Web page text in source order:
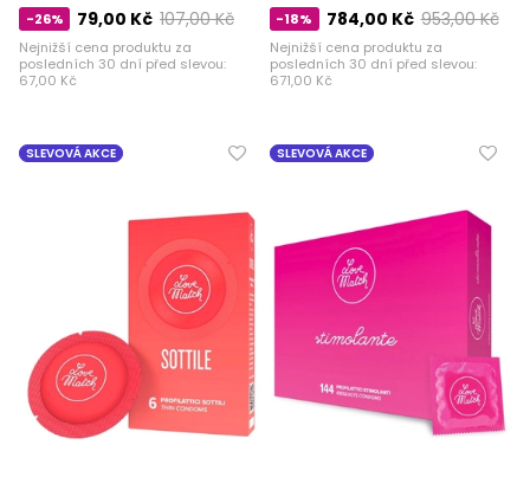
-26% 107,00 Kč
79,00 Kč
Nejnižší cena produktu za
posledních 30 dní před slevou:
67,00 Kč
-18% 953,00 Kč
784,00 Kč
Nejnižší cena produktu za
posledních 30 dní před slevou:
671,00 Kč
SLEVOVÁ AKCE SLEVOVÁ AKCE